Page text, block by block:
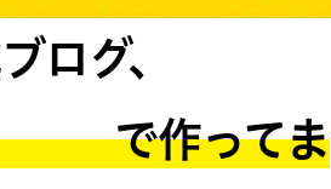
ログ、
ってま